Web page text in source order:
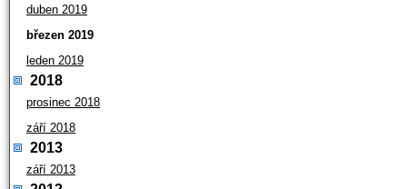
duben 2019
březen 2019
leden 2019
2018
prosinec 2018
září 2018
2013
září 2013